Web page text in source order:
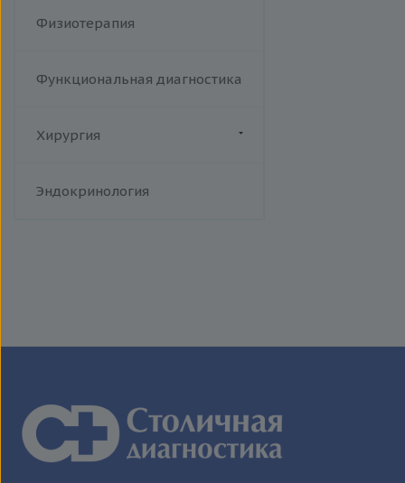
Физиотерапия
Функциональная диагностика
Хирургия
Эндокринология